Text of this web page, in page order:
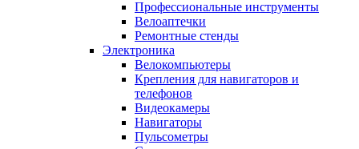
Профессиональные инструменты
Велоаптечки
Ремонтные стенды
Электроника
Велокомпьютеры
Крепления для навигаторов и
телефонов
Видеокамеры
Навигаторы
Пульсометры